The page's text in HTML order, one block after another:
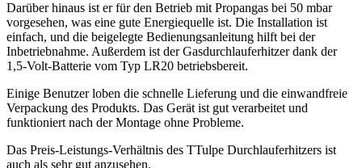
Darüber hinaus ist er für den Betrieb mit Propangas bei 50 mbar
vorgesehen, was eine gute Energiequelle ist. Die Installation ist
einfach, und die beigelegte Bedienungsanleitung hilft bei der
Inbetriebnahme. Außerdem ist der Gasdurchlauferhitzer dank der
1,5-Volt-Batterie vom Typ LR20 betriebsbereit.
Einige Benutzer loben die schnelle Lieferung und die einwandfreie
Verpackung des Produkts. Das Gerät ist gut verarbeitet und
funktioniert nach der Montage ohne Probleme.
Das Preis-Leistungs-Verhältnis des TTulpe Durchlauferhitzers ist
auch als sehr gut anzusehen.